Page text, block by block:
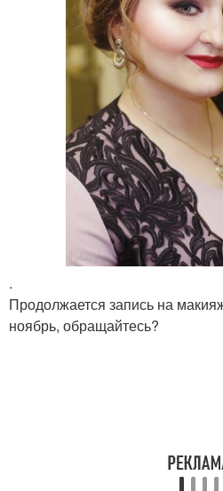
.
Продолжается запись на
ноябрь, обращайтесь?